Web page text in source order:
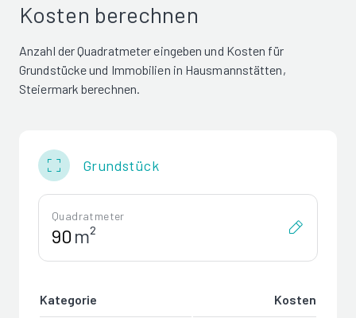
Kosten berechnen
Anzahl der Quadratmeter eingeben und Kosten für
Grundstücke und Immobilien in Hausmannstätten,
Steiermark berechnen.
Grundstück
Quadratmeter
m²
Kategorie Kosten